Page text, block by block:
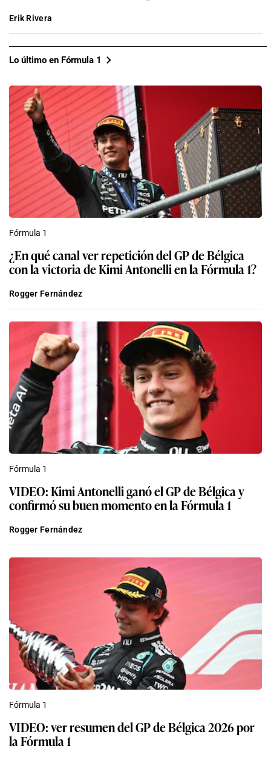
Erik Rivera
Lo último en Fórmula 1
Fórmula 1
¿En qué canal ver repetición del GP de Bélgica
con la victoria de Kimi Antonelli en la Fórmula 1?
Rogger Fernández
Fórmula 1
VIDEO: Kimi Antonelli ganó el GP de Bélgica y
confirmó su buen momento en la Fórmula 1
Rogger Fernández
Fórmula 1
VIDEO: ver resumen del GP de Bélgica 2026 por
la Fórmula 1